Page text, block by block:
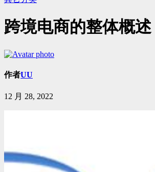
跨境电商的整体概述
作者UU
12 月 28, 2022